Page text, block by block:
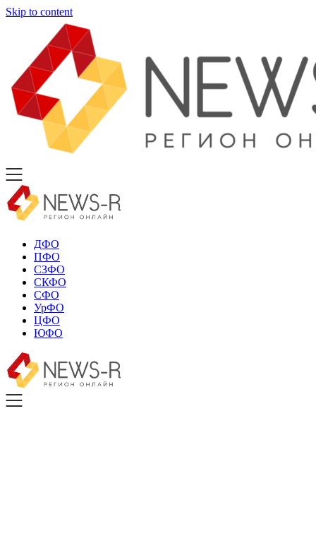
Skip to content
ДФО
ПФО
СЗФО
СКФО
СФО
УрФО
ЦФО
ЮФО